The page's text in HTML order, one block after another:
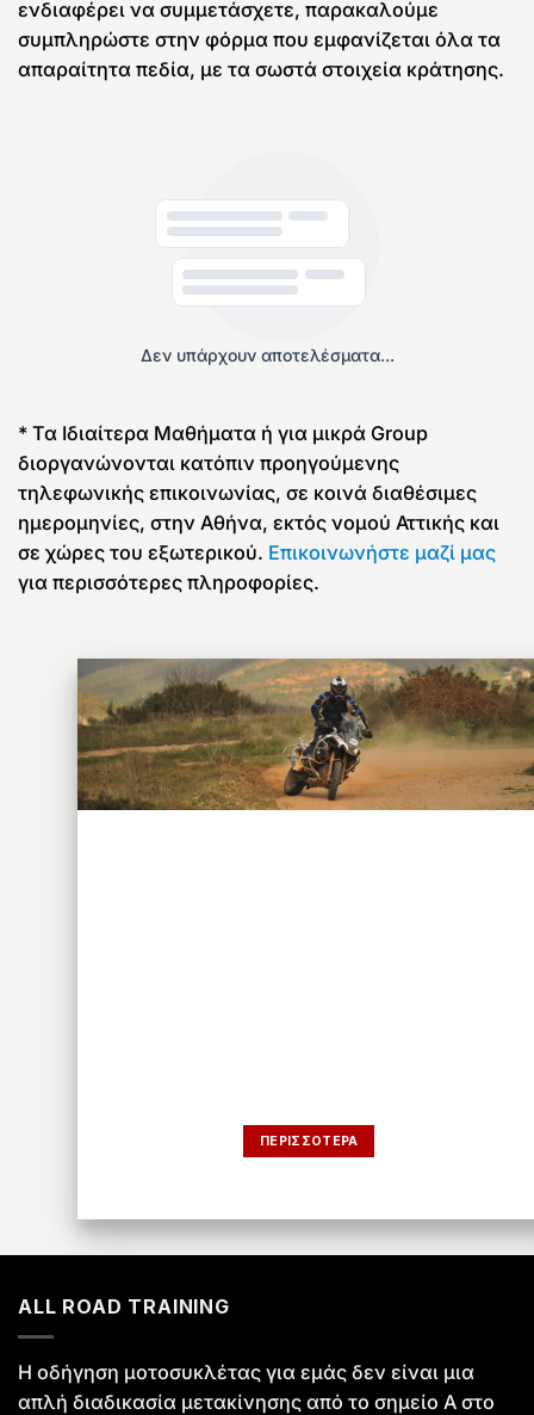
ενδιαφέρει να συμμετάσχετε, παρακαλούμε
συμπληρώστε στην φόρμα που εμφανίζεται όλα τα
απαραίτητα πεδία, με τα σωστά στοιχεία κράτησης.
Δεν υπάρχουν αποτελέσματα...
* Τα Ιδιαίτερα Μαθήματα ή για μικρά Group
διοργανώνονται κατόπιν προηγούμενης
τηλεφωνικής επικοινωνίας, σε κοινά διαθέσιμες
ημερομηνίες, στην Αθήνα, εκτός νομού Αττικής και
σε χώρες του εξωτερικού. Επικοινωνήστε μαζί μας
για περισσότερες πληροφορίες.
ΠΕΡΙΣΣΟΤΕΡΑ
ALL ROAD TRAINING
Η οδήγηση μοτοσυκλέτας για εμάς δεν είναι μια
απλή διαδικασία μετακίνησης από το σημείο Α στο